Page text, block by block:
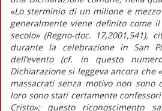
«Lo sterminio di un milione e
generalmente viene definito come
secolo» (Regno-doc. 17,2001,541),
durante la celebrazione in San
dell’evento (cf. in questo
Dichiarazione si leggeva ancora che
massacrati senza motivo non sono
loro sono stati certamente
Cristo»; questo riconoscimento